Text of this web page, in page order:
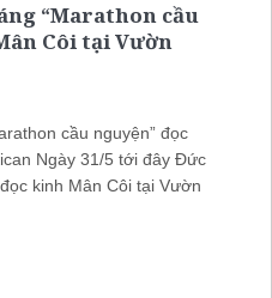
“Marathon cầu
Côi tại Vườn
cầu nguyện” đọc
Ngày 31/5 tới đây Đức
kinh Mân Côi tại Vườn